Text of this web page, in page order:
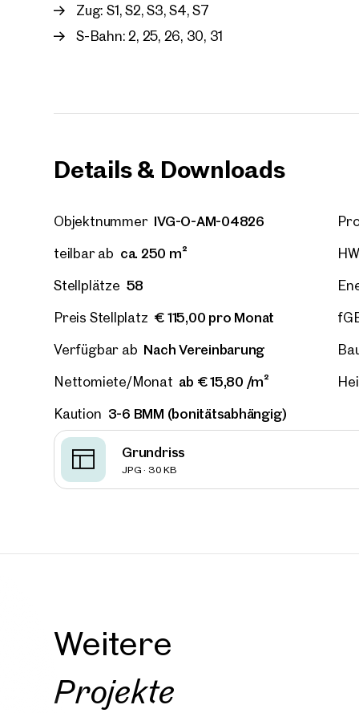
Zug: S1, S2, S3, S4, S7
S-Bahn: 2, 25, 26, 30, 31
Details & Downloads
Objektnummer IVG-O-AM-04826
teilbar ab ca. 250 m²
Stellplätze 58
Preis Stellplatz € 115,00 pro Monat
Verfügbar ab Nach Vereinbarung
Nettomiete/Monat ab € 15,80 /m²
Kaution 3-6 BMM (bonitätsabhängig)
Grundriss
JPG · 30 KB
E-
Weitere
Projekte